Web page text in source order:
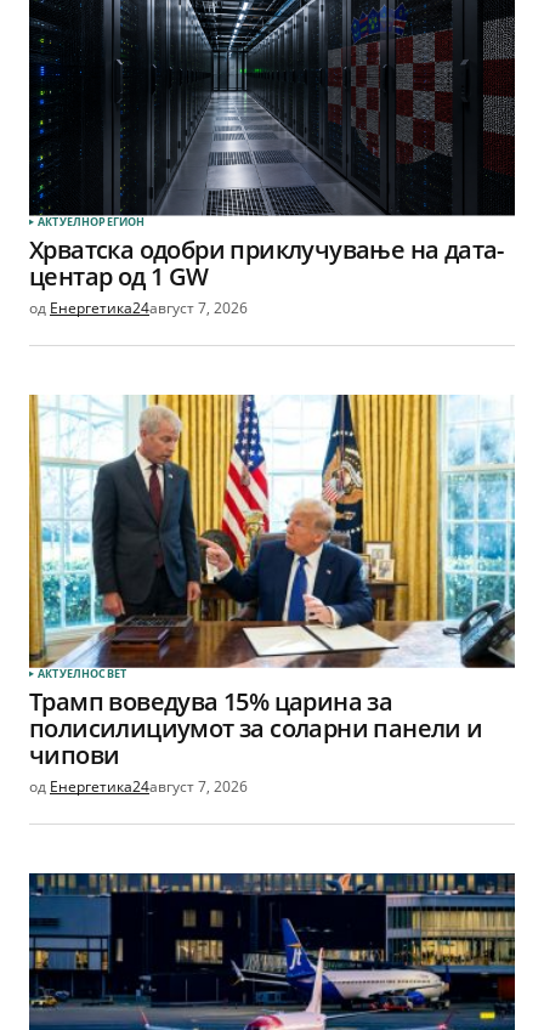
АКТУЕЛНОРЕГИОН
Хрватска одобри приклучување на дата-
центар од 1 GW
од Енергетика24август 7, 2026
АКТУЕЛНОСВЕТ
Трамп воведува 15% царина за
полисилициумот за соларни панели и
чипови
од Енергетика24август 7, 2026